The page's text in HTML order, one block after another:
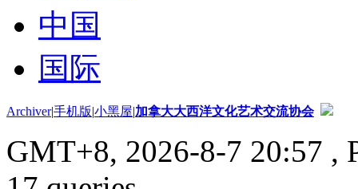
中国
国际
Archiver|手机版|小黑屋|加拿大大西洋文化艺术交流协会
GMT+8, 2026-8-7 20:57 ,